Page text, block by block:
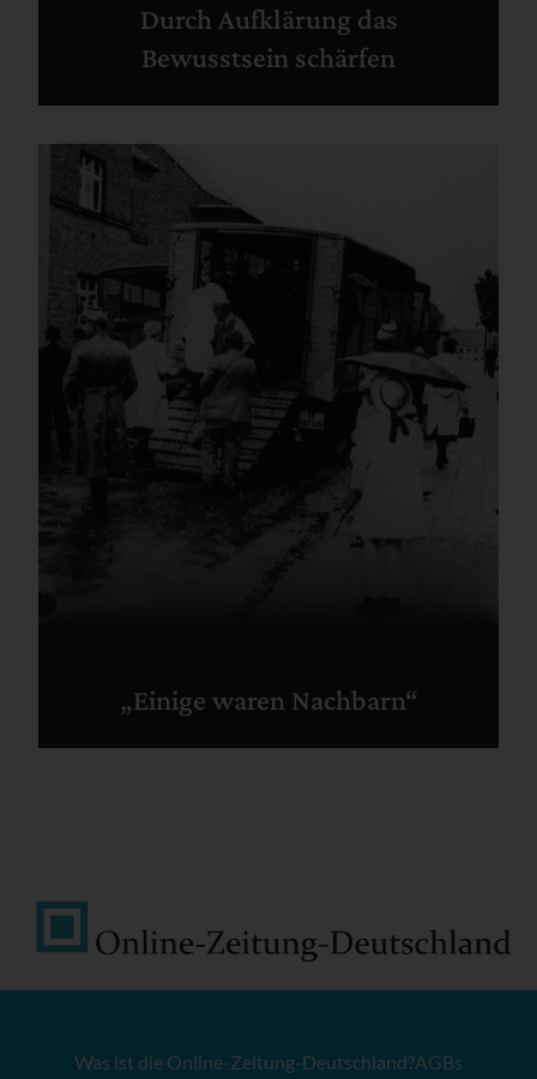
Durch Aufklärung das
Bewusstsein schärfen
„Einige waren Nachbarn“
Was ist die Online-Zeitung-Deutschland?AGBs